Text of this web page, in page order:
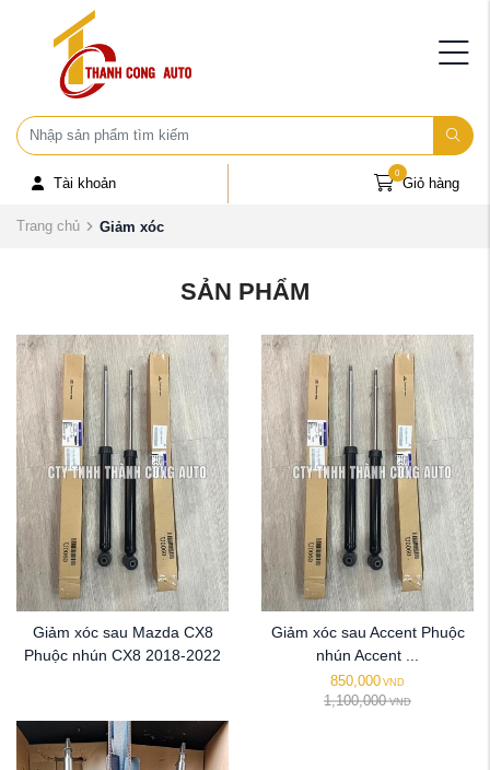
Tài khoản Giỏ hàng
0
Trang chủ Giảm xóc
SẢN PHẨM
Giảm xóc sau Mazda CX8
Phuộc nhún CX8 2018-2022
Giảm xóc sau Accent Phuộc
nhún Accent ...
850,000 VND
1,100,000 VND